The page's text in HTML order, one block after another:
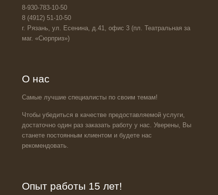
8-930-783-10-50
8 (4912) 51-10-50
г. Рязань, ул. Есенина, д.41, офис 3 (пл. Театральная за
маг. «Сюрприз»)
О нас
Самые лучшие специалисты по своим темам!
Чтобы убедиться в качестве предоставляемой услуги,
достаточно один раз заказать работу у нас. Уверены, Вы
станете постоянным клиентом и будете нас
рекомендовать.
Опыт работы 15 лет!